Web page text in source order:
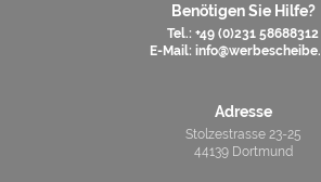
Benötigen Sie Hilfe?
Tel.: +49 (0)231 58688312
E-Mail:
Adresse
Stolzestrasse 23-25
44139 Dortmund